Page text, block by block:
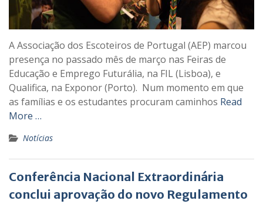
A Associação dos Escoteiros de Portugal (AEP) marcou
presença no passado mês de março nas Feiras de
Educação e Emprego Futurália, na FIL (Lisboa), e
Qualifica, na Exponor (Porto). Num momento em que
as famílias e os estudantes procuram caminhos Read
More …
Notícias
Conferência Nacional Extraordinária
conclui aprovação do novo Regulamento